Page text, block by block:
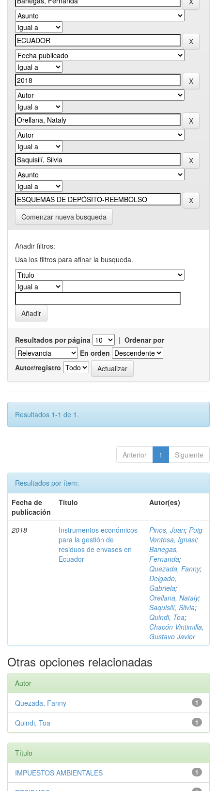
Comenzar nueva busqueda
Añadir filtros:
Usa los filtros para afinar la busqueda.
Resultados por página | Ordenar por
En orden
Autor/registro
Resultados 1-1 de 1.
Anterior 1 Siguiente
Resultados por ítem:
Fecha de
publicación
Título Autor(es)
2018
Instrumentos económicos
para la gestión de
residuos de envases en
Ecuador
Pinos, Juan; Puig
Ventosa, Ignasi;
Banegas,
Fernanda;
Quezada, Fanny;
Delgado,
Gabriela;
Orellana, Nataly;
Saquisilí, Silvia;
Quindi, Toa;
Chacón Vintimilla,
Gustavo Javier
Otras opciones relacionadas
Autor
1
Quezada, Fanny
1
Quindi, Toa
Título
1
IMPUESTOS AMBIENTALES